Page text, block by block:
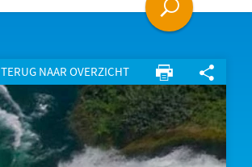
TERUG NAAR OVERZICHT